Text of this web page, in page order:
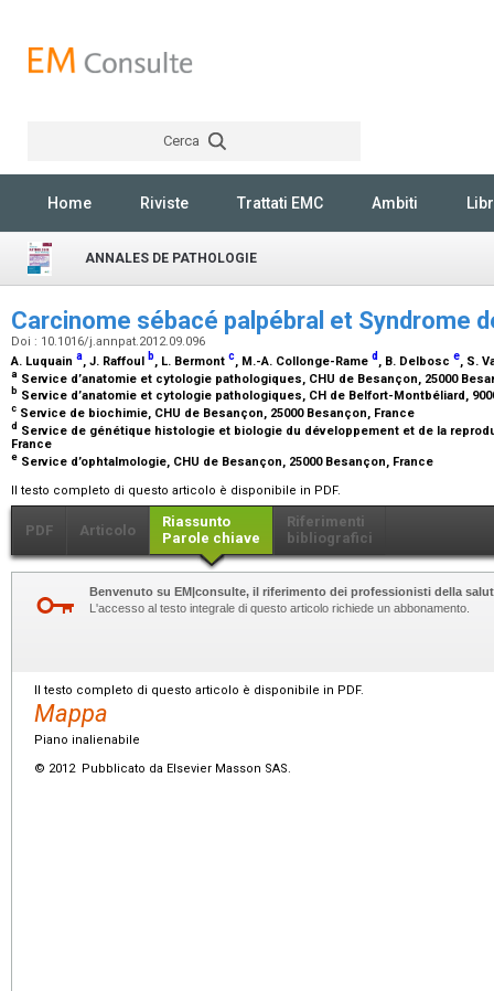
Cerca
Home Riviste Trattati EMC Ambiti
ANNALES DE PATHOLOGIE
Carcinome sébacé palpébral et Syndrome
Doi : 10.1016/j.annpat.2012.09.096
A. Luquain a, J. Raffoul b, L. Bermont c, M.-A. Collonge-Rame d , B. Delbosc e, S.
a Service d’anatomie et cytologie pathologiques, CHU de Besançon, 25000
b Service d’anatomie et cytologie pathologiques, CH de Belfort-Montbéliard,
c Service de biochimie, CHU de Besançon, 25000 Besançon, France
d Service de génétique histologie et biologie du développement et de la
France
e Service d’ophtalmologie, CHU de Besançon, 25000 Besançon, France
Il testo completo di questo articolo è disponibile in PDF.
PDF Articolo
Riassunto
Parole chiave
Riferimenti
bibliografici
Benvenuto su EM|consulte, il riferimento dei professionisti della
L'accesso al testo integrale di questo articolo richiede un abbonamento.
Il testo completo di questo articolo è disponibile in PDF.
Mappa
Piano inalienabile
© 2012 Pubblicato da Elsevier Masson SAS.